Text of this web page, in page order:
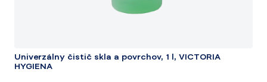
Univerzálny čistič skla a povrchov, 1 l, VICTORIA
HYGIENA